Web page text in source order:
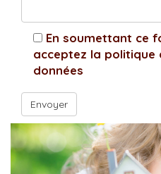
En soumettant ce
acceptez la politique
données